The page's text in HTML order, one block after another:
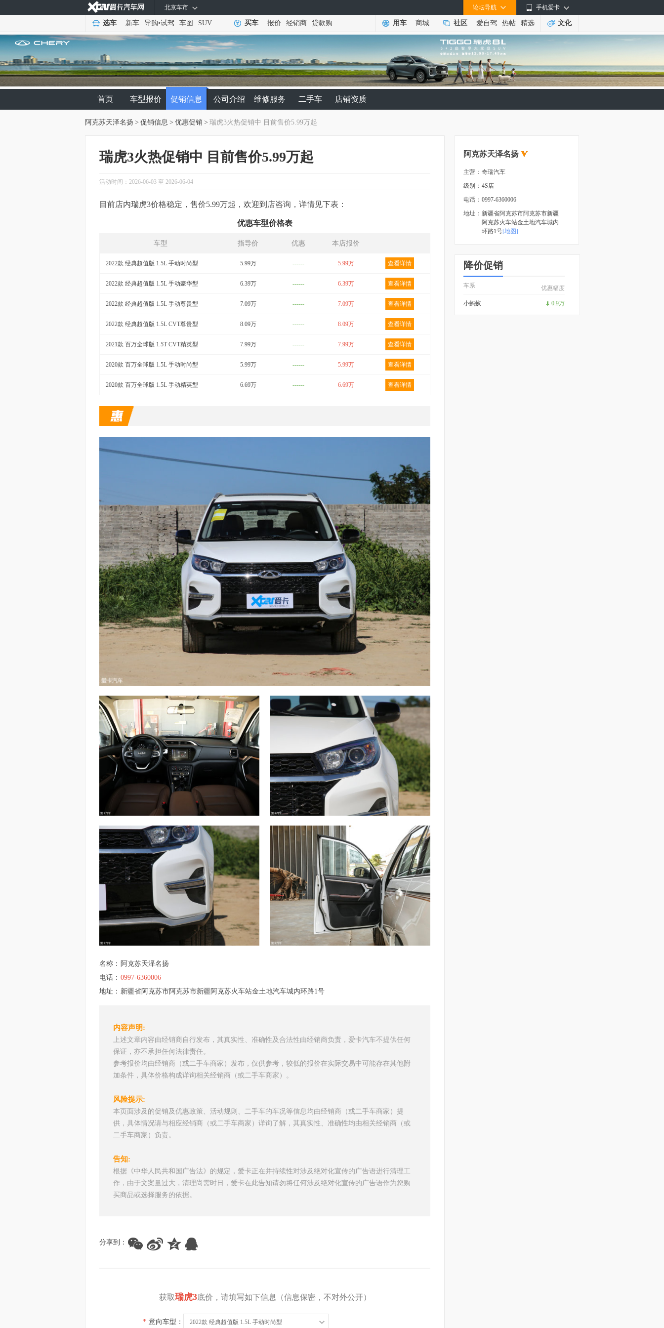
手机爱卡
论坛导航
北京车市
选车 新车 导购•试驾 车图 SUV 买车 报价 经销商 贷款购 用车 商城 社区 爱自驾 热帖 精选 文化
首页 车型报价 促销信息 公司介绍 维修服务 二手车 店铺资质
阿克苏天泽名扬 > 促销信息 > 优惠促销 > 瑞虎3火热促销中 目前售价5.99万起
瑞虎3火热促销中 目前售价5.99万起
活动时间：2026-06-03 至 2026-06-04
目前店内瑞虎3价格稳定，售价5.99万起，欢迎到店咨询，详情见下表：
优惠车型价格表
车型 指导价 优惠 本店报价
2022款 经典超值版 1.5L 手动时尚型 5.99万 ------ 5.99万 查看详情
2022款 经典超值版 1.5L 手动豪华型 6.39万 ------ 6.39万 查看详情
2022款 经典超值版 1.5L 手动尊贵型 7.09万 ------ 7.09万 查看详情
2022款 经典超值版 1.5L CVT尊贵型 8.09万 ------ 8.09万 查看详情
2021款 百万全球版 1.5T CVT精英型 7.99万 ------ 7.99万 查看详情
2020款 百万全球版 1.5L 手动时尚型 5.99万 ------ 5.99万 查看详情
2020款 百万全球版 1.5L 手动精英型 6.69万 ------ 6.69万 查看详情
名称： 阿克苏天泽名扬
电话： 0997-6360006
地址： 新疆省阿克苏市阿克苏市新疆阿克苏火车站金土地汽车城内环路1号
内容声明:
上述文章内容由经销商自行发布，其真实性、准确性及合法性由经销商负责，爱卡汽车不提供任何
保证，亦不承担任何法律责任。
参考报价均由经销商（或二手车商家）发布，仅供参考，较低的报价在实际交易中可能存在其他附
加条件，具体价格构成详询相关经销商（或二手车商家）。
风险提示:
本页面涉及的促销及优惠政策、活动规则、二手车的车况等信息均由经销商（或二手车商家）提
供，具体情况请与相应经销商（或二手车商家）详询了解，其真实性、准确性均由相关经销商（或
二手车商家）负责。
告知:
根据《中华人民共和国广告法》的规定，爱卡正在并持续性对涉及绝对化宣传的广告语进行清理工
作，由于文案量过大，清理尚需时日，爱卡在此告知请勿将任何涉及绝对化宣传的广告语作为您购
买商品或选择服务的依据。
分享到：
获取瑞虎3底价，请填写如下信息（信息保密，不对外公开）
* 意向车型： 2022款 经典超值版 1.5L 手动时尚型
阿克苏天泽名扬
主营： 奇瑞汽车
级别： 4S店
电话： 0997-6360006
地址： 新疆省阿克苏市阿克苏市新疆
阿克苏火车站金土地汽车城内
环路1号[地图]
降价促销
车系 优惠幅度
小蚂蚁 0.9万